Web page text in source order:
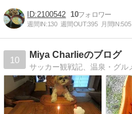
2100542 10
週間IN:130 週間OUT:395 月間IN:505
10
Miya Charlieのブログ